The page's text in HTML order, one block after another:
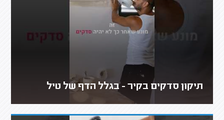
תיקון סדקים בקיר - בגלל הדף של טיל